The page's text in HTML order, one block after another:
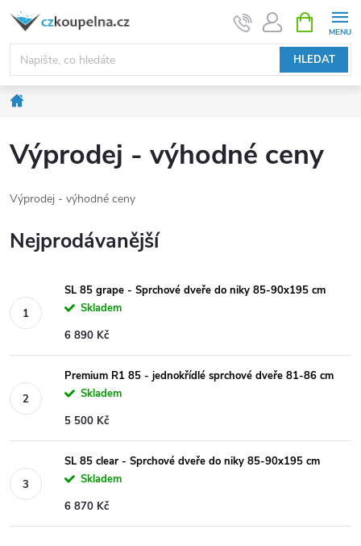
Přejít
obsah
HLEDAT
NÁKUPNÍ
KOŠÍK
Výprodej - výhodné ceny
Výprodej - výhodné ceny
Nejprodávanější
SL 85 grape - Sprchové dveře do niky 85-90x195 cm
Skladem
6 890 Kč
Premium R1 85 - jednokřídlé sprchové dveře 81-86 cm
Skladem
5 500 Kč
SL 85 clear - Sprchové dveře do niky 85-90x195 cm
Skladem
6 870 Kč